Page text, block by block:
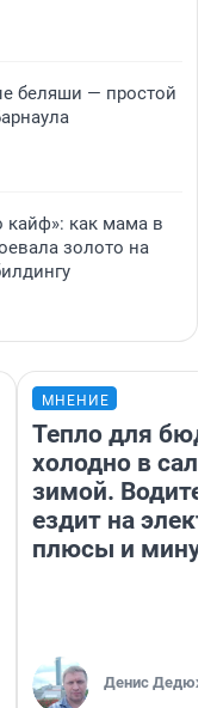
беляши — простой
кайф»: как мама в
золото на
МНЕНИЕ
Тепло для
холодно в
зимой.
ездит на
плюсы и
Денис